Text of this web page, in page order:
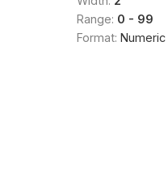
Range: 0 - 99
Format: Numeric